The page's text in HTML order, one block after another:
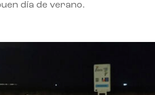
día de verano.